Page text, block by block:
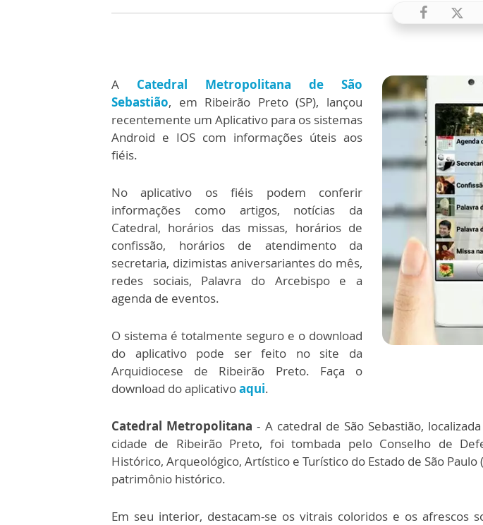
A Catedral Metropolitana de São
Sebastião, em Ribeirão Preto (SP), lançou
recentemente um Aplicativo para os sistemas
Android e IOS com informações úteis aos
fiéis.
No aplicativo os fiéis podem conferir
informações como artigos, notícias da
Catedral, horários das missas, horários de
confissão, horários de atendimento da
secretaria, dizimistas aniversariantes do mês,
redes sociais, Palavra do Arcebispo e a
agenda de eventos.
O sistema é totalmente seguro e o download
do aplicativo pode ser feito no site da
Arquidiocese de Ribeirão Preto. Faça o
download do aplicativoaqui.
Catedral Metropolitana - A catedral de São Sebastião,
cidade de Ribeirão Preto, foi tombada pelo Conselho de
Histórico, Arqueológico, Artístico e Turístico do Estado de São
patrimônio histórico.
Em seu interior, destacam-se os vitrais coloridos e os afrescos